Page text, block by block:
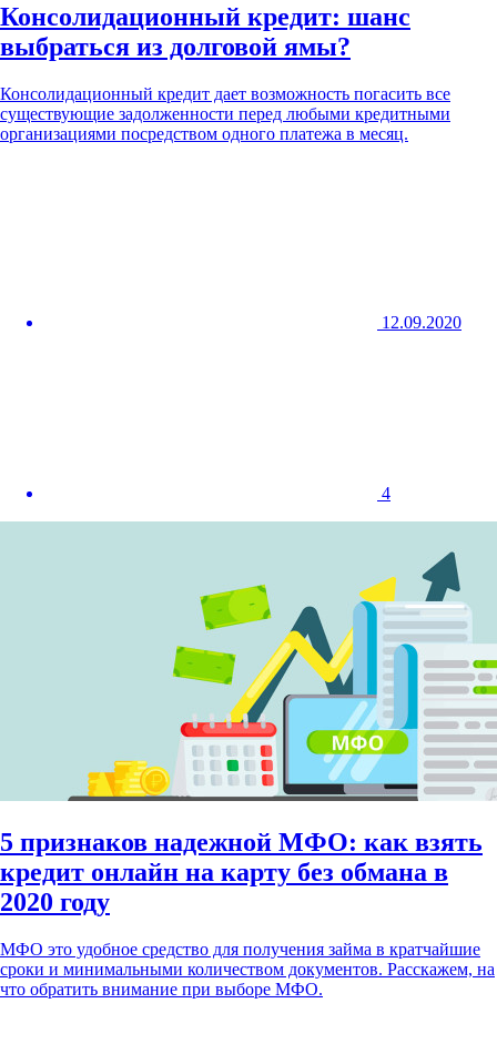
Консолидационный кредит: шанс
выбраться из долговой ямы?
Консолидационный кредит дает возможность погасить все
существующие задолженности перед любыми кредитными
организациями посредством одного платежа в месяц.
12.09.2020
4
5 признаков надежной МФО: как взять
кредит онлайн на карту без обмана в
2020 году
МФО это удобное средство для получения займа в кратчайшие
сроки и минимальными количеством документов. Расскажем, на
что обратить внимание при выборе МФО.